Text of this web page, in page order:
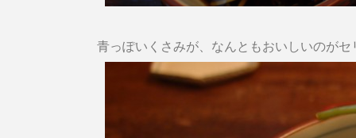
青っぽいくさみが、なんともおいしいのがセ